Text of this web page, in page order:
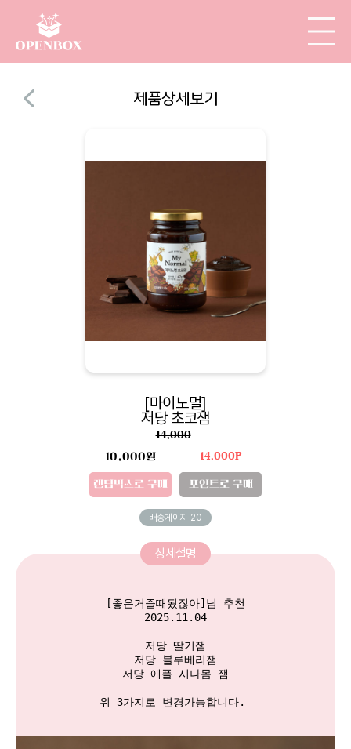
제품상세보기
[마이노멀]
저당 초코잼
14,000
10,000원
랜덤박스로 구매
14,000P
포인트로 구매
배송게이지 20
상세설명
[좋은거즐때됬짆아]님 추천
2025.11.04
저당 딸기잼
저당 블루베리잼
저당 애플 시나몸 잼
위 3가지로 변경가능합니다.